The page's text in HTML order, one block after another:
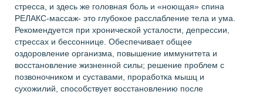
стресса, и здесь же головная боль и «ноющая» спина
РЕЛАКС-массаж- это глубокое расслабление тела и ума.
Рекомендуется при хронической усталости, депрессии,
стрессах и бессоннице. Обеспечивает общее
оздоровление организма, повышение иммунитета и
восстановление жизненной силы; решение проблем с
позвоночником и суставами, проработка мышц и
сухожилий, способствует восстановлению после